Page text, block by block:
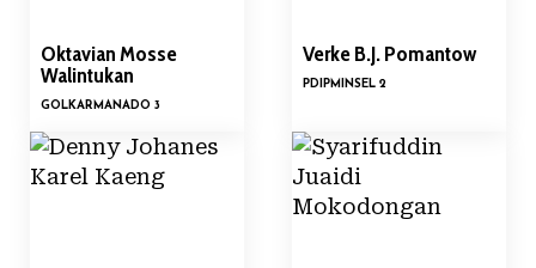
Oktavian Mosse
Walintukan
GOLKARMANADO 3
Verke B.J. Pomantow
PDIPMINSEL 2